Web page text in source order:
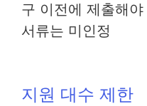
구 이전에 제출해
서류는 미인정
지원 대수 제한